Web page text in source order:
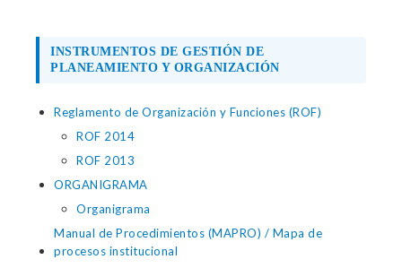
INSTRUMENTOS DE GESTIÓN DE
PLANEAMIENTO Y ORGANIZACIÓN
Reglamento de Organización y Funciones (ROF)
ROF 2014
ROF 2013
ORGANIGRAMA
Organigrama
Manual de Procedimientos (MAPRO) / Mapa de
procesos institucional